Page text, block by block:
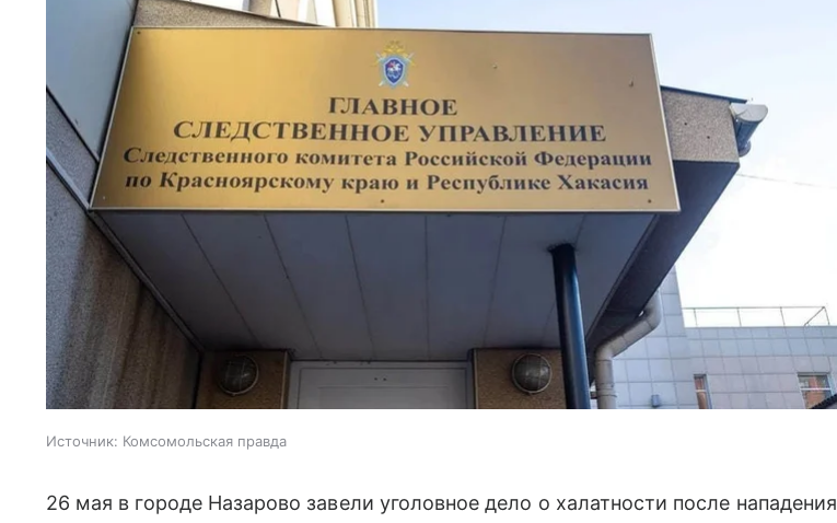
Источник: Комсомольская правда
26 мая в городе Назарово завели уголовное дело о халатности после нападения